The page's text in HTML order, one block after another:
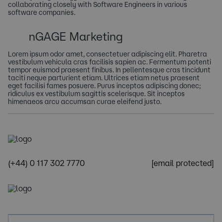
collaborating closely with Software Engineers in various
software companies.
nGAGE Marketing
Lorem ipsum odor amet, consectetuer adipiscing elit. Pharetra
vestibulum vehicula cras facilisis sapien ac. Fermentum potenti
tempor euismod praesent finibus. In pellentesque cras tincidunt
taciti neque parturient etiam. Ultrices etiam netus praesent
eget facilisi fames posuere. Purus inceptos adipiscing donec;
ridiculus ex vestibulum sagittis scelerisque. Sit inceptos
himenaeos arcu accumsan curae eleifend justo.
(+44) 0 117 302 7770 [email protected]